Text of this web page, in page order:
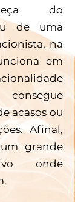
do
de uma
na
em
acasos ou
Afinal,
grande
onde